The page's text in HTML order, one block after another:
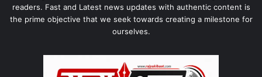
readers. Fast and Latest news updates with authentic content is
the prime objective that we seek towards creating a milestone for
ourselves.